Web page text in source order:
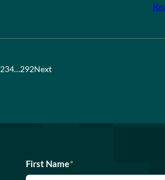
234…292Next
First Name*